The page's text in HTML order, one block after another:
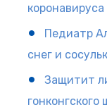
коронавируса
Педиатр
снег и
Защитит